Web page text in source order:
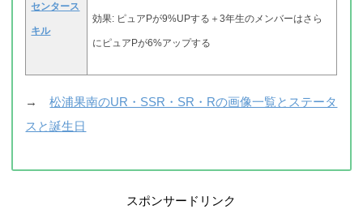
センタース
キル
効果: ピュアPが9%UPする＋3年生のメンバーはさら
にピュアPが6%アップする
→松浦果南のUR・SSR・SR・Rの画像一覧とステータ
スと誕生日
スポンサードリンク